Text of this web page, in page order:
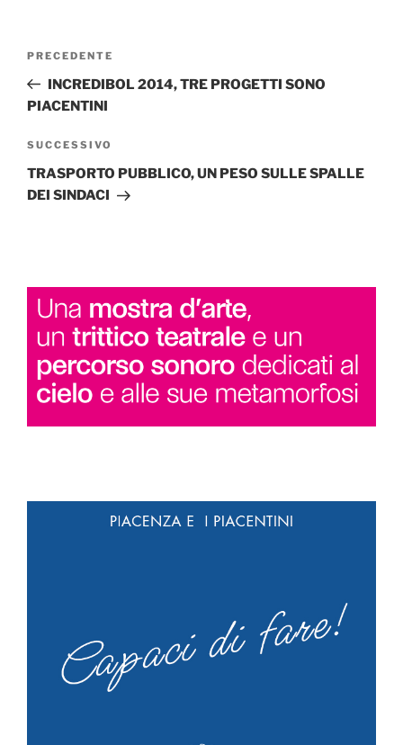
Articolo
precedente:
PRECEDENTE
INCREDIBOL 2014, TRE PROGETTI SONO
PIACENTINI
Articolo
successivo
SUCCESSIVO
TRASPORTO PUBBLICO, UN PESO SULLE SPALLE
DEI SINDACI